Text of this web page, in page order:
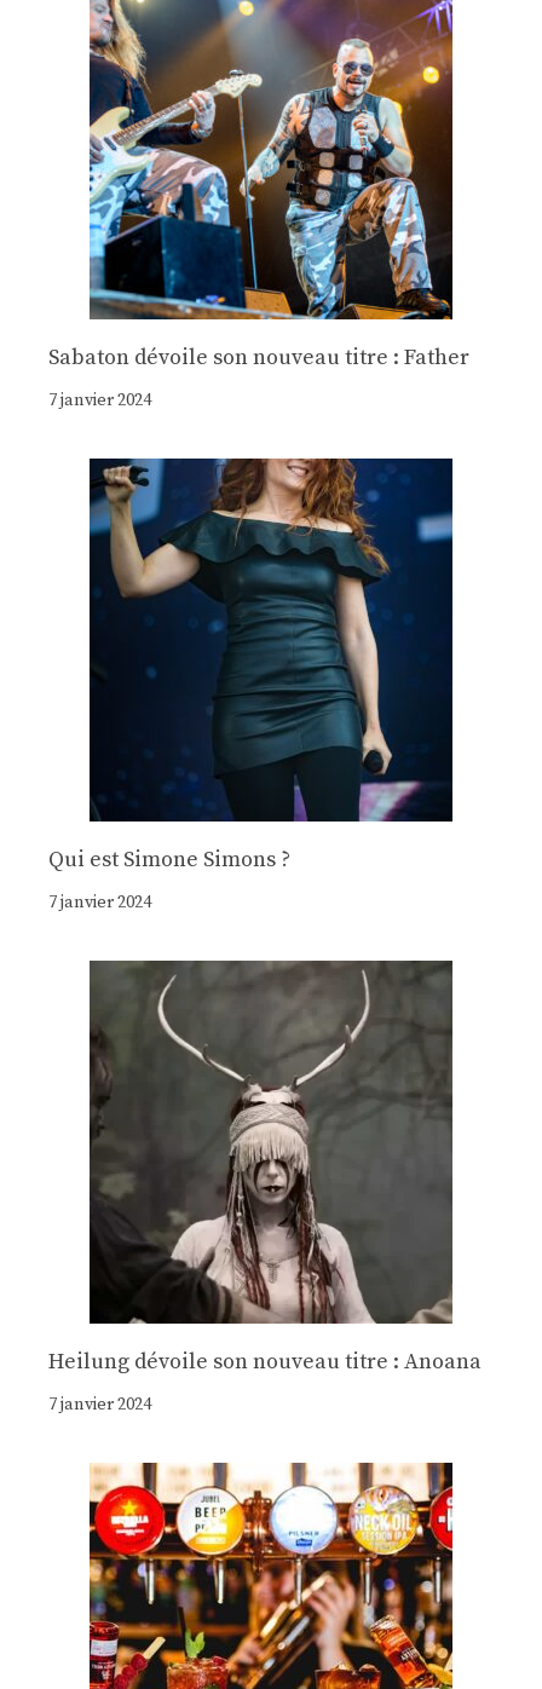
Sabaton dévoile son nouveau titre : Father
7 janvier 2024
Qui est Simone Simons ?
7 janvier 2024
Heilung dévoile son nouveau titre : Anoana
7 janvier 2024